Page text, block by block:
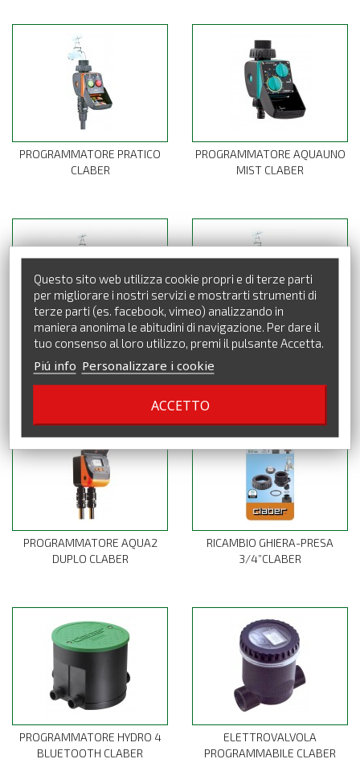
PROGRAMMATORE PRATICO
CLABER
PROGRAMMATORE AQUAUNO
MIST CLABER
PROGRAMMATORE LOGICA
CLABER
PROGRAMMATORE VIDEO 2
PROGRAMMATORE AQUA2
DUPLO CLABER
RICAMBIO GHIERA-PRESA
3/4”CLABER
PROGRAMMATORE HYDRO 4
BLUETOOTH CLABER
ELETTROVALVOLA
PROGRAMMABILE CLABER
Questo sito web utilizza cookie propri e di terze parti
per migliorare i nostri servizi e mostrarti strumenti di
terze parti (es. facebook, vimeo) analizzando in
maniera anonima le abitudini di navigazione. Per dare il
tuo consenso al loro utilizzo, premi il pulsante Accetta.
Piú info Personalizzare i cookie
ACCETTO